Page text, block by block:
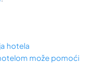
hotela
može pomoći